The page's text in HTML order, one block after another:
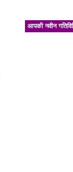
आपकी नवीन